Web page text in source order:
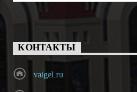
КОНТАКТЫ
vaigel.ru